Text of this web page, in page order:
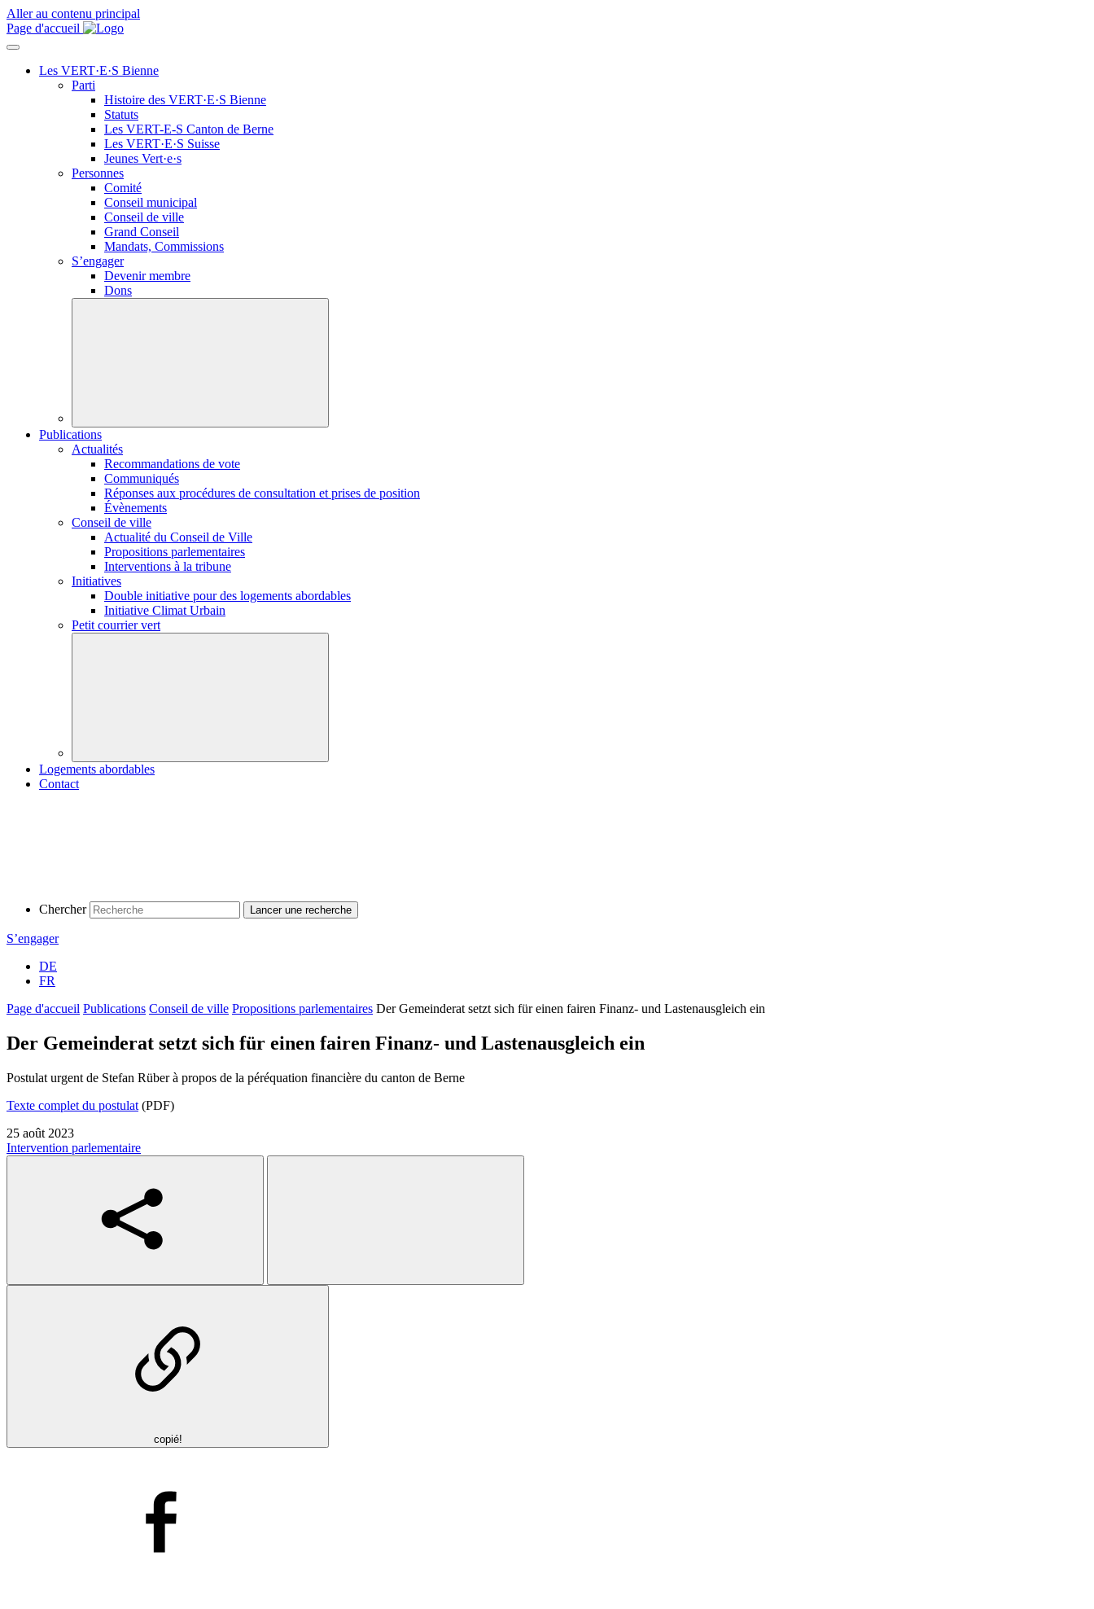
Aller au contenu principal
Page d'accueil
Les VERT·E·S Bienne
Parti
Histoire des VERT·E·S Bienne
Statuts
Les VERT-E-S Canton de Berne
Les VERT·E·S Suisse
Jeunes Vert·e·s
Personnes
Comité
Conseil municipal
Conseil de ville
Grand Conseil
Mandats, Commissions
S’engager
Devenir membre
Dons
Publications
Actualités
Recommandations de vote
Communiqués
Réponses aux procédures de consultation et prises de position
Évènements
Conseil de ville
Actualité du Conseil de Ville
Propositions parlementaires
Interventions à la tribune
Initiatives
Double initiative pour des logements abordables
Initiative Climat Urbain
Petit courrier vert
Logements abordables
Contact
Chercher
S’engager
DE
FR
Page d'accueil Publications Conseil de ville Propositions parlementaires Der Gemeinderat setzt sich für einen fairen Finanz- und Lastenausgleich ein
Der Gemeinderat setzt sich für einen fairen Finanz- und Lastenausgleich ein
Postulat urgent de Stefan Rüber à propos de la péréquation financière du canton de Berne
Texte complet du postulat (PDF)
25 août 2023
Intervention parlementaire
copié!